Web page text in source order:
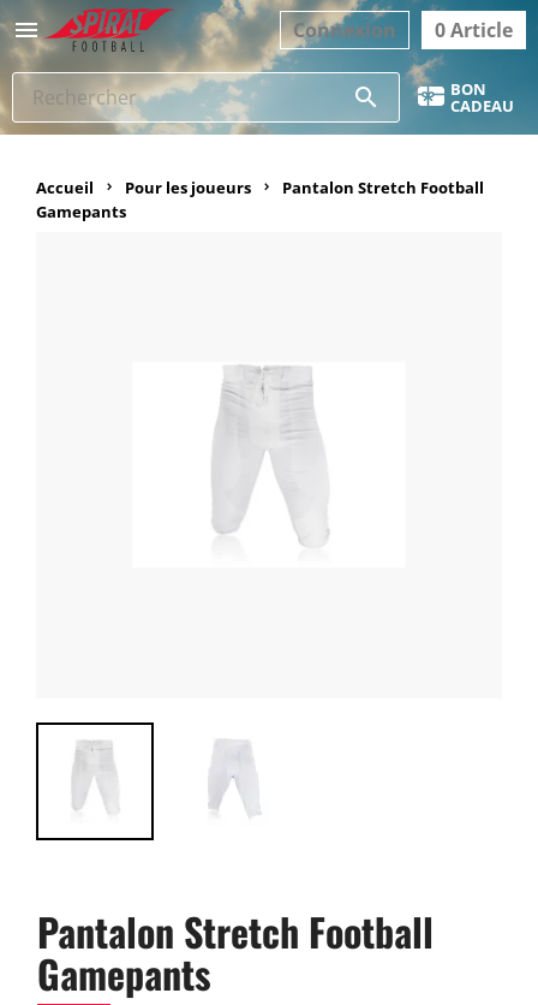
 0 Article
Connexion
search BON
CADEAU
Accueil Pour les joueurs
Pantalon Stretch Football
Gamepants
Pantalon Stretch Football
Gamepants